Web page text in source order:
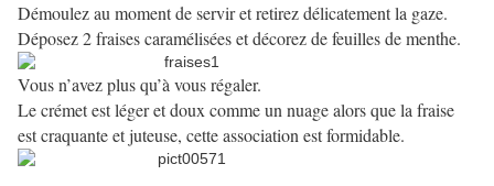
Démoulez au moment de servir et retirez délicatement la gaze.
Déposez 2 fraises caramélisées et décorez de feuilles de menthe.
Vous n’avez plus qu’à vous régaler.
Le crémet est léger et doux comme un nuage alors que la fraise
est craquante et juteuse, cette association est formidable.